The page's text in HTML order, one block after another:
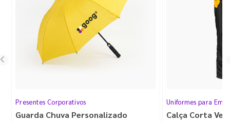
Presentes Corporativos
Guarda Chuva Personalizado
Uniformes para
Calça Corta